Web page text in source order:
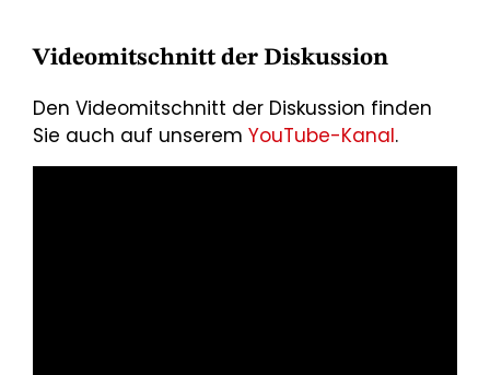
Videomitschnitt der Diskussion
Den Videomitschnitt der Diskussion finden
Sie auch auf unserem YouTube-Kanal.